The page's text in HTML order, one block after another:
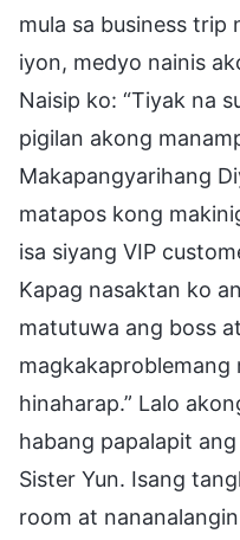
mula sa business trip
iyon, medyo nainis
Naisip ko: “Tiyak na
pigilan akong
Makapangyarihang
matapos kong
isa siyang VIP
Kapag nasaktan ko
matutuwa ang boss
magkakaproblemang
hinaharap.” Lalo
habang papalapit
Sister Yun. Isang
room at